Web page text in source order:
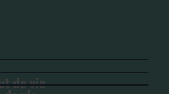
de vie
Embryon
GPA
conscience
handicap
& sexualité